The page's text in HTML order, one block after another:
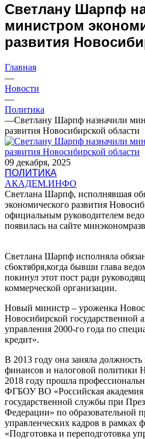
Светлану Шарпф
министром
развития
Главная
—
Новости
—
Политика
—Светлану Шарпф назначили
развития Новосибирской области
09 декабря, 2025
ПОЛИТИКА
АКАДЕМ.ИНФО
Светлана Шарпф, исполнявшая
экономического развития
официальным руководителем
появилась на сайте
Светлана Шарпф исполняла
с6октября,когда бывши глава
покинул этот пост ради
коммерческой организации.
Новый министр – уроженка
Новосибирской государственной
управления 2000-го года по
кредит».
В 2013 году она заняла должность
финансов и налоговой политики
2018 году прошла
ФГБОУ ВО «Российская академия
государственной службы при
Федерации» по образовательной
управленческих кадров в рамках
«Подготовка и переподготовка